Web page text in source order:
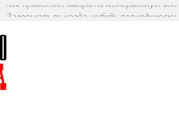
Завершат ли когда-нибудь периодическу
Через 5 лет люди могут поселиться на Лу